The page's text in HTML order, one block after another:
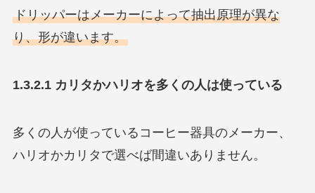
ドリッパーはメーカーによって抽出原理が異な
り、形が違います。
1.3.2.1 カリタかハリオを多くの人は使っている
多くの人が使っているコーヒー器具のメーカー、
ハリオかカリタで選べば間違いありません。